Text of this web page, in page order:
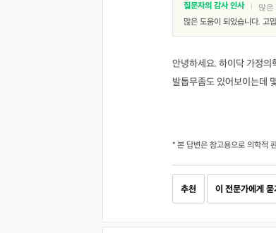
질문자의 감사 인사 많은
많은 도움이 되었습니다. 고
안녕하세요. 하이닥 가정의
발톱무좀도 있어보이는데
* 본 답변은 참고용으로 의학적
추천 이 전문가에게 묻